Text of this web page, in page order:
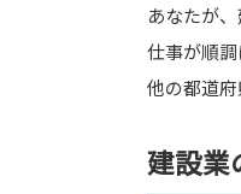
あなたが
仕事が順
他の都道
建設業